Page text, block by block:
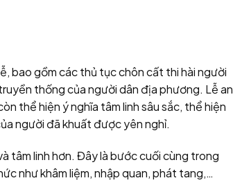
bao gồm các thủ tục chôn cất thi hài người
thống của người dân địa phương. Lễ an
thể hiện ý nghĩa tâm linh sâu sắc, thể hiện
người đã khuất được yên nghỉ.
tâm linh hơn. Đây là bước cuối cùng trong
như khâm liệm, nhập quan, phát tang,…